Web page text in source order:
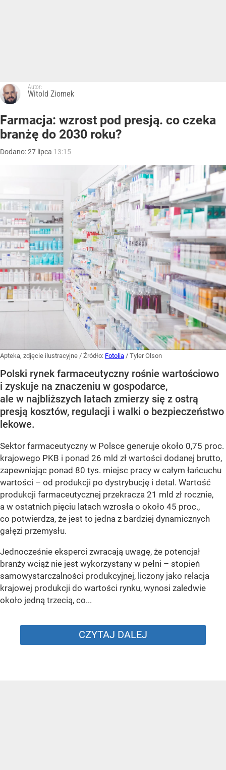
Autor:
Witold Ziomek
Farmacja: wzrost pod presją. co czeka
branżę do 2030 roku?
Dodano:27 lipca 13:15
Apteka, zdjęcie ilustracyjne / Źródło: Fotolia / Tyler Olson
Polski rynek farmaceutyczny rośnie wartościowo
i zyskuje na znaczeniu w gospodarce,
ale w najbliższych latach zmierzy się z ostrą
presją kosztów, regulacji i walki o bezpieczeństwo
lekowe.
Sektor farmaceutyczny w Polsce generuje około 0,75 proc.
krajowego PKB i ponad 26 mld zł wartości dodanej brutto,
zapewniając ponad 80 tys. miejsc pracy w całym łańcuchu
wartości – od produkcji po dystrybucję i detal. Wartość
produkcji farmaceutycznej przekracza 21 mld zł rocznie,
a w ostatnich pięciu latach wzrosła o około 45 proc.,
co potwierdza, że jest to jedna z bardziej dynamicznych
gałęzi przemysłu.
Jednocześnie eksperci zwracają uwagę, że potencjał
branży wciąż nie jest wykorzystany w pełni – stopień
samowystarczalności produkcyjnej, liczony jako relacja
krajowej produkcji do wartości rynku, wynosi zaledwie
około jedną trzecią, co...
CZYTAJ DALEJ